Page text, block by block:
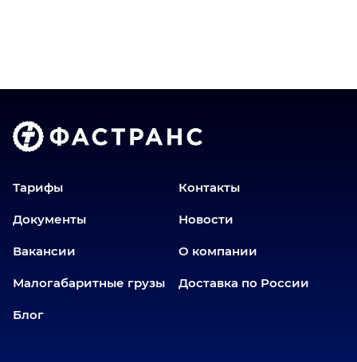
Волгоград
Донецк
Еманжелинск
Заводоуковск
Златоуст
Иваново
Тарифы Контакты
Документы Новости
Вакансии О компании
Малогабаритные грузы Доставка по России
Блог